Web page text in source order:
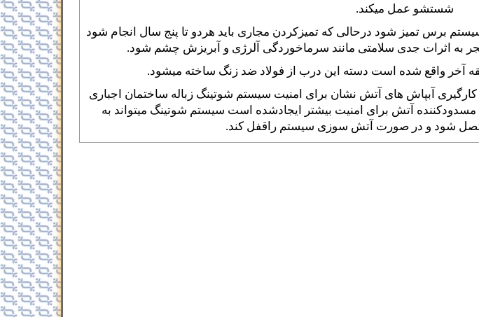
شستشو عمل میکند.
برس تمیز شود درحالی که تمیزکردن مجاری باید هردو تا پنج سال انجام شود
به اثرات جدی سلامتی مانند سرماخوردگی آلرژی و آبریزش چشم شود.
واقع شده است دسته این درب از فولاد ضد زنگ ساخته میشود.
آبپاش های آتش نشان برای امنیت سیستم شوتینگ زباله ساختمان اجباری
آتش برای امنیت بیشتر ایجادشده است سیستم شوتینگ میتواند به
شود و در صورت آتش سوزی سیستم راقفل کند.